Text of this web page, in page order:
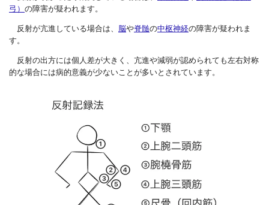
弓） の障害が疑われます。
反射が亢進している場合は、 脳や脊髄の中枢神経の障害が疑われま
す。
反射の出方には個人差が大きく、亢進や減弱が認められても左右対称
的な場合には病的意義が少ないことが多いとされています。